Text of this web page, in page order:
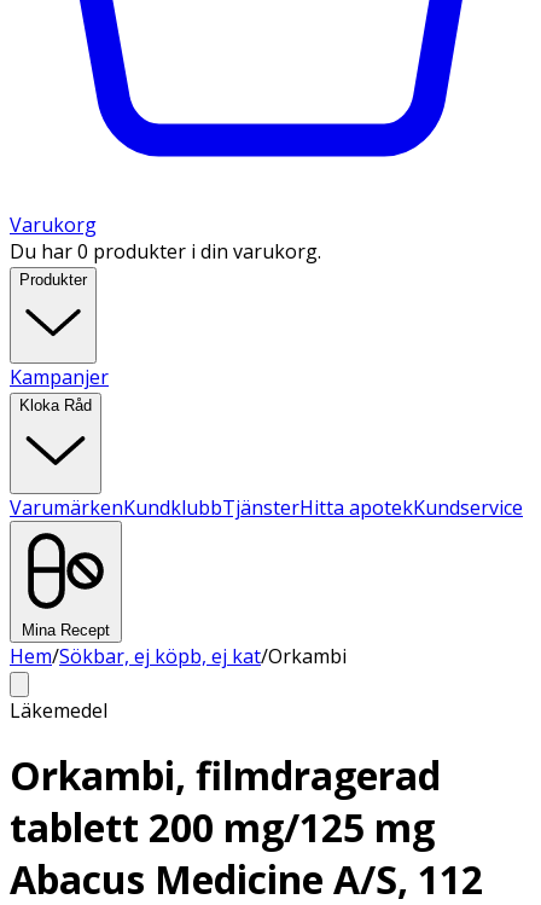
Varukorg
Du har 0 produkter i din varukorg.
Produkter
Kampanjer
Kloka Råd
VarumärkenKundklubbTjänsterHitta apotekKundservice
Mina Recept
Hem/Sökbar, ej köpb, ej kat/Orkambi
Läkemedel
Orkambi, filmdragerad
tablett 200 mg/125 mg
Abacus Medicine A/S, 112